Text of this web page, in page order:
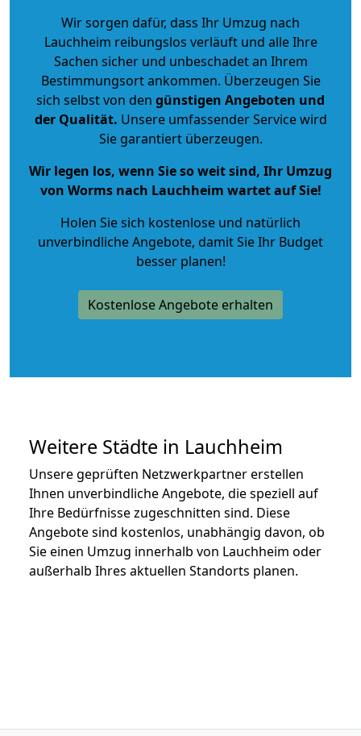
Wir sorgen dafür, dass Ihr Umzug nach
Lauchheim reibungslos verläuft und alle Ihre
Sachen sicher und unbeschadet an Ihrem
Bestimmungsort ankommen. Überzeugen Sie
sich selbst von den günstigen Angeboten und
der Qualität. Unsere umfassender Service wird
Sie garantiert überzeugen.
Wir legen los, wenn Sie so weit sind, Ihr Umzug
von Worms nach Lauchheim wartet auf Sie!
Holen Sie sich kostenlose und natürlich
unverbindliche Angebote, damit Sie Ihr Budget
besser planen!
Kostenlose Angebote erhalten
Weitere Städte in Lauchheim
Unsere geprüften Netzwerkpartner erstellen
Ihnen unverbindliche Angebote, die speziell auf
Ihre Bedürfnisse zugeschnitten sind. Diese
Angebote sind kostenlos, unabhängig davon, ob
Sie einen Umzug innerhalb von Lauchheim oder
außerhalb Ihres aktuellen Standorts planen.